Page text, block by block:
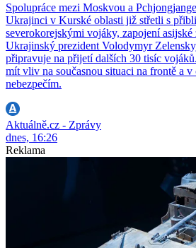
Spolupráce mezi Moskvou a
Ukrajinci v Kurské oblasti již střetli s
severokorejskými vojáky, zapojení
Ukrajinský prezident Volodymyr
připravuje na přijetí dalších 30 tisíc
mít vliv na současnou situaci na frontě a
nebezpečím.
Aktuálně.cz - Zprávy
dnes, 16:26
Reklama